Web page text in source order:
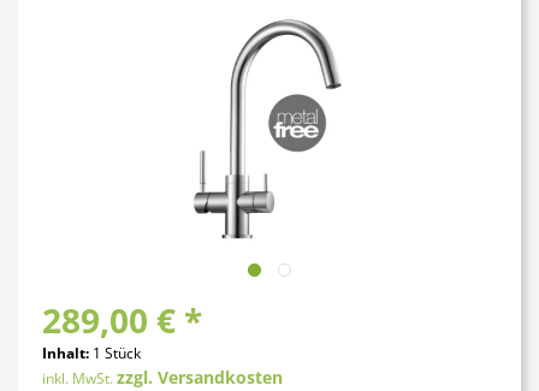
289,00 € *
Inhalt: 1 Stück
inkl. MwSt.zzgl. Versandkosten